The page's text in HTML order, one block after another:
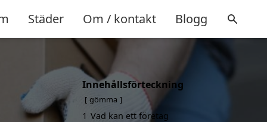
Städer Om / kontakt Blogg
Innehållsförteckning
gömma
1 Vad kan ett företag